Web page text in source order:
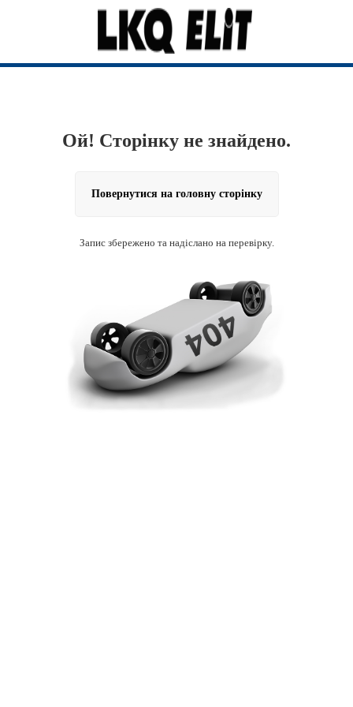
Ой! Сторінку не знайдено.
Повернутися на головну сторінку
Запис збережено та надіслано на перевірку.